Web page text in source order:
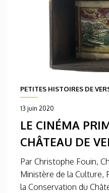
PETITES HISTOIRES DE
13 juin 2020
LE CINÉMA
CHÂTEAU DE
Par Christophe Fouin,
Ministère de la Culture,
la Conservation du